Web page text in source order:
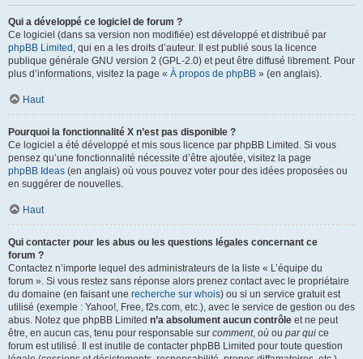
Qui a développé ce logiciel de forum ?
Ce logiciel (dans sa version non modifiée) est développé et distribué par
phpBB Limited , qui en a les droits d’auteur. Il est publié sous la licence
publique générale GNU version 2 (GPL-2.0) et peut être diffusé librement. Pour
plus d’informations, visitez la page « À propos de phpBB » (en anglais).
Haut
Pourquoi la fonctionnalité X n’est pas disponible ?
Ce logiciel a été développé et mis sous licence par phpBB Limited. Si vous
pensez qu’une fonctionnalité nécessite d’être ajoutée, visitez la page
phpBB Ideas (en anglais) où vous pouvez voter pour des idées proposées ou
en suggérer de nouvelles.
Haut
Qui contacter pour les abus ou les questions légales concernant ce
forum ?
Contactez n’importe lequel des administrateurs de la liste « L’équipe du
forum ». Si vous restez sans réponse alors prenez contact avec le propriétaire
du domaine (en faisant une recherche sur whois) ou si un service gratuit est
utilisé (exemple : Yahoo!, Free, f2s.com, etc.), avec le service de gestion ou des
abus. Notez que phpBB Limited n’a absolument aucun contrôle et ne peut
être, en aucun cas, tenu pour responsable sur comment, où ou par qui ce
forum est utilisé. Il est inutile de contacter phpBB Limited pour toute question